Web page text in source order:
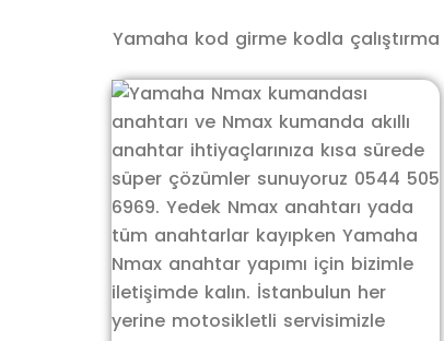
Yamaha kod girme kodla çalıştırma